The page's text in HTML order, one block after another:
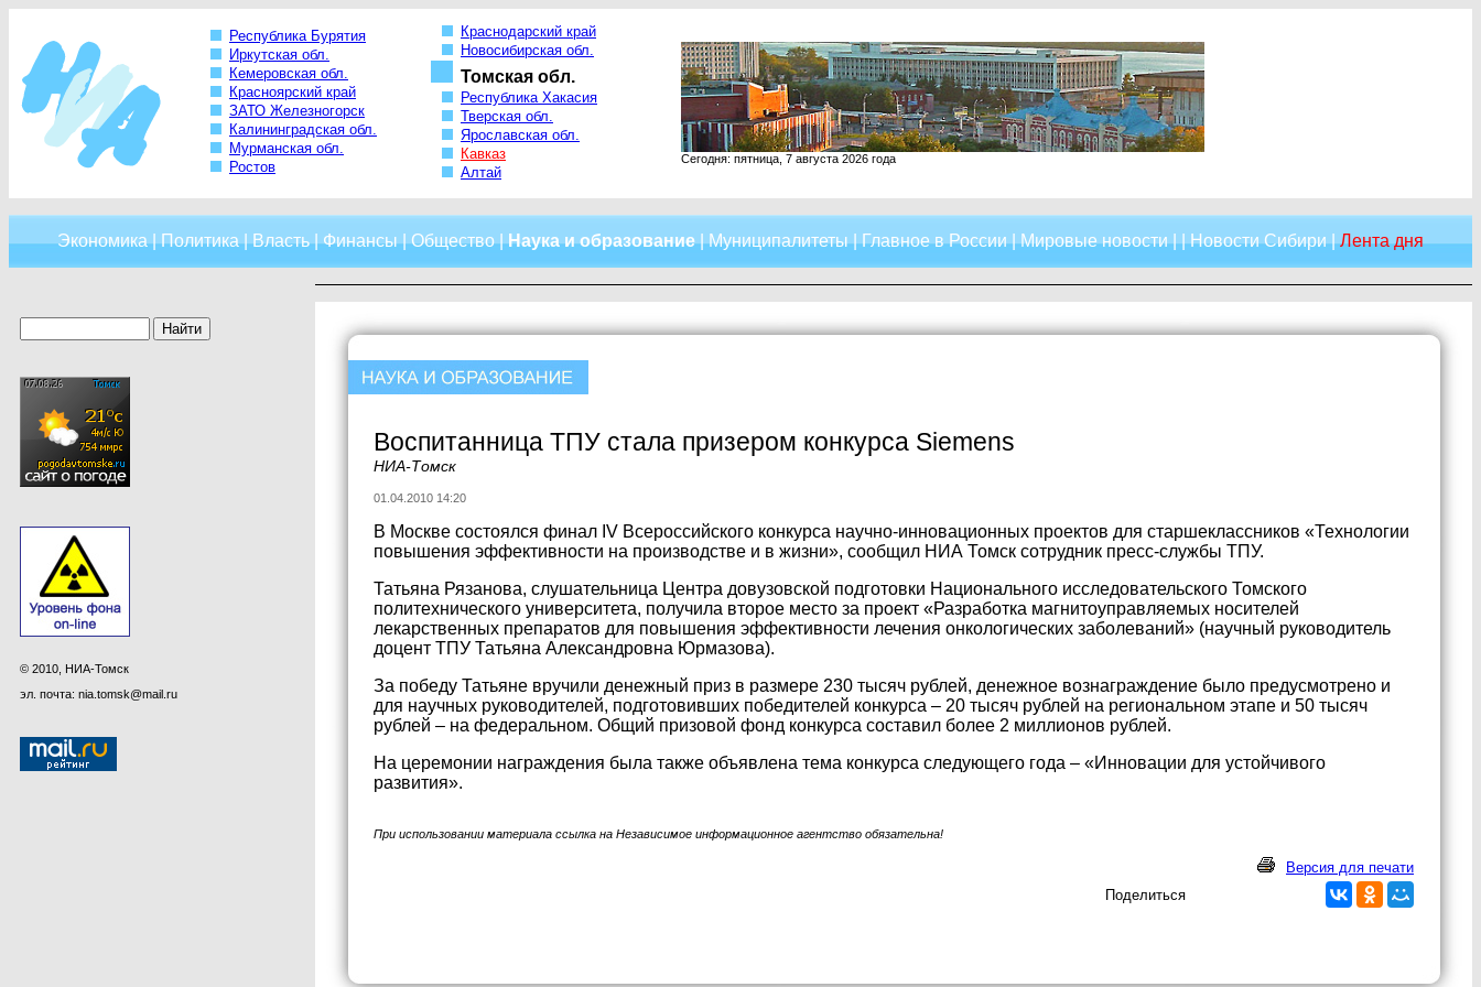
Республика Бурятия
Иркутская обл.
Кемеровская обл.
Красноярский край
ЗАТО Железногорск
Калининградская обл.
Мурманская обл.
Ростов
Краснодарский край
Новосибирская обл.
Томская обл.
Республика Хакасия
Тверская обл.
Ярославская обл.
Кавказ
Алтай
Сегодня: пятница, 7 августа 2026 года
Экономика|Политика|Власть|Финансы|Общество|Наука и образование|Муниципалитеты|Главное в России|Мировые новости| |Новости Сибири|Лента дня
© 2010, НИА-Томск
эл. почта: nia.tomsk@mail.ru
Воспитанница ТПУ стала призером конкурса Siemens
НИА-Томск
01.04.2010 14:20
В Москве состоялся финал IV Всероссийского конкурса научно-инновационных проектов для старшеклассников «Технологии
повышения эффективности на производстве и в жизни», сообщил НИА Томск сотрудник пресс-службы ТПУ.
Татьяна Рязанова, слушательница Центра довузовской подготовки Национального исследовательского Томского
политехнического университета, получила второе место за проект «Разработка магнитоуправляемых носителей
лекарственных препаратов для повышения эффективности лечения онкологических заболеваний» (научный руководитель
доцент ТПУ Татьяна Александровна Юрмазова).
За победу Татьяне вручили денежный приз в размере 230 тысяч рублей, денежное вознаграждение было предусмотрено и
для научных руководителей, подготовивших победителей конкурса – 20 тысяч рублей на региональном этапе и 50 тысяч
рублей – на федеральном. Общий призовой фонд конкурса составил более 2 миллионов рублей.
На церемонии награждения была также объявлена тема конкурса следующего года – «Инновации для устойчивого
развития».
При использовании материала ссылка на Независимое информационное агентство обязательна!
Версия для печати
Поделиться